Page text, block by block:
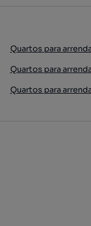
Quartos para
Quartos para
Quartos para